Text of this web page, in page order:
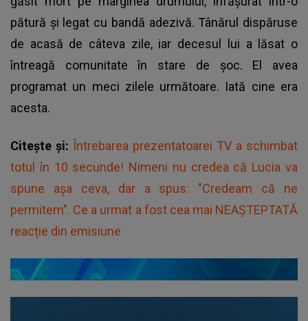
pătură și legat cu bandă adezivă. Tânărul dispăruse
de acasă de câteva zile, iar decesul lui a lăsat o
întreagă comunitate în stare de șoc. El avea
programat un meci zilele următoare. Iată cine era
acesta.
Citește și: Întrebarea prezentatoarei TV a schimbat
totul în 10 secunde! Nimeni nu credea că Lucia va
spune așa ceva, dar a spus: "Credeam că ne
permitem". Ce a urmat a fost cea mai NEAȘTEPTATĂ
reacție din emisiune